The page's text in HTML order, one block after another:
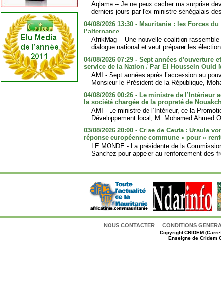
Aqlame -- Je ne peux cacher ma surprise
derniers jours par l'ex-ministre sénégalais
04/08/2026 13:30 - Mauritanie : les Forces
l’alternance
AfrikMag -- Une nouvelle coalition
dialogue national et veut préparer les
04/08/2026 07:29 - Sept années d’ouverture
service de la Nation / Par El Houssein Ould
AMI - Sept années après l’accession au
Monsieur le Président de la République,
04/08/2026 00:26 - Le ministre de l’Intérieur
la société chargée de la propreté de
AMI - Le ministre de l’Intérieur, de la
Développement local, M. Mohamed Ahmed
03/08/2026 20:00 - Crise de Ceuta : Ursula
réponse européenne commune » pour «
LE MONDE - La présidente de la
Sanchez pour appeler au renforcement des
NOUS CONTACTER CONDITIONS
CopyrightCRIDEM
Enseigne de Cridem